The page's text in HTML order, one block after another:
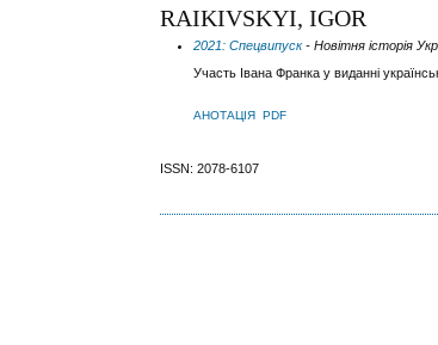
RAIKIVSKYI, IGOR
2021: Спецвипуск- Новітня історія
Участь Івана Франка у виданні
АНОТАЦІЯ PDF
ISSN: 2078-6107